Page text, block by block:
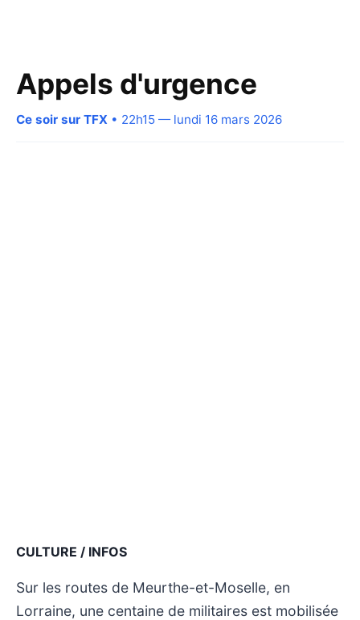
Appels d'urgence
Ce soir sur TFX • 22h15 — lundi 16 mars 2026
CULTURE / INFOS
Sur les routes de Meurthe-et-Moselle, en
Lorraine, une centaine de militaires est mobilisée